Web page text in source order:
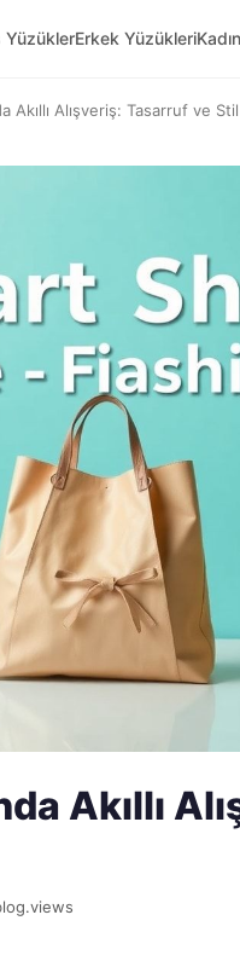
YüzüklerErkek Yüzükleri
Akıllı Alışveriş: Tasarruf ve
Akıllı